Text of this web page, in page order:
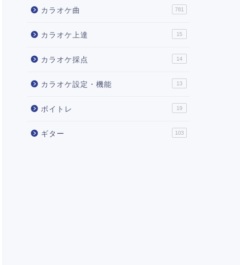
カラオケ曲 781
カラオケ上達 15
カラオケ採点 14
カラオケ設定・機能 13
ボイトレ 19
ギター 103